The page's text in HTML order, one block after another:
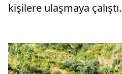
kişilere ulaşmaya çalıştı.